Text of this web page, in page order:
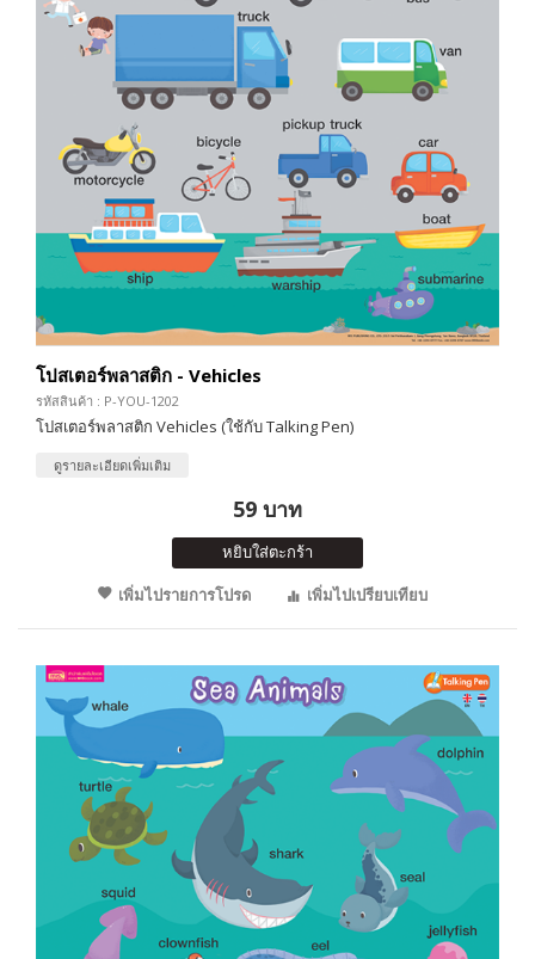
โปสเตอร์พลาสติก - Vehicles
รหัสสินค้า : P-YOU-1202
โปสเตอร์พลาสติก Vehicles (ใช้กับ Talking Pen)
ดูรายละเอียดเพิ่มเติม
59 บาท
หยิบใส่ตะกร้า
เพิ่มไปรายการโปรด
เพิ่มไปเปรียบเทียบ